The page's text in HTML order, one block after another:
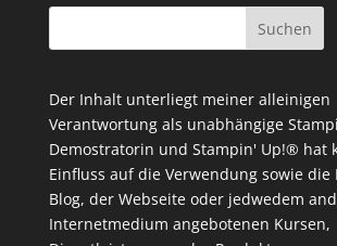
Der Inhalt unterliegt meiner alleinigen
Verantwortung als unabhängige
Demostratorin und Stampin' Up!® hat
Einfluss auf die Verwendung sowie
Blog, der Webseite oder jedwedem
Internetmedium angebotenen Kursen,